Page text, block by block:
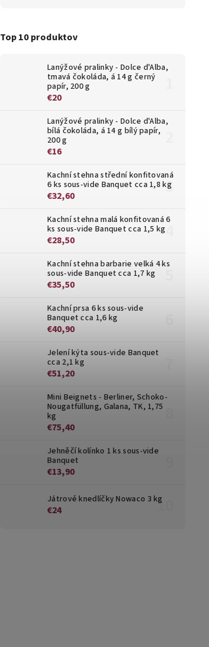
Top 10 produktov
Lanýžové pralinky - Dolce d'Alba,
tmavá čokoláda, á 14 g černý
papír, 200 g
€20
Lanýžové pralinky - Dolce d'Alba,
bílá čokoláda, á 14 g bílý papír,
200 g
€16
Kachní stehna střední konfitovaná
6 ks sous-vide Banquet cca 1,8 kg
€32,60
Kachní stehna malá konfitovaná 6
ks sous-vide Banquet cca 1,5 kg
€28,50
Kachní stehna barbarie velká 4 ks
sous-vide Banquet cca 1,7 kg
€35,50
Kachní prsa 6 ks sous-vide
Banquet cca 1,6 kg
€40,90
Jelení kýta sous-vide Banquet
cca 2,1 kg
€51,20
Mini Beignets - Berliner, Schoko-
Nougatfüllung, Galana, TK, 1,75
kg
€75,40
Jehněčí kolínko 1 ks sous-vide
Banquet
€13,90
Játrové knedlíčky Nowaco 3 kg
€24